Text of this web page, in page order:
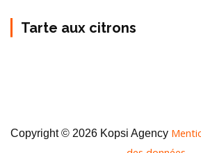
Tarte aux citrons
Copyright © 2026 Kopsi Agency